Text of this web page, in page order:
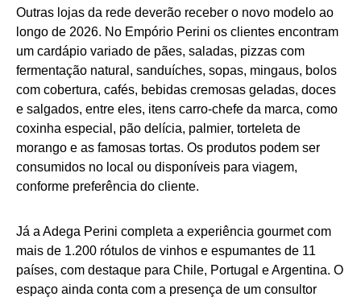
Outras lojas da rede deverão receber o novo modelo ao
longo de 2026. No Empório Perini os clientes encontram
um cardápio variado de pães, saladas, pizzas com
fermentação natural, sanduíches, sopas, mingaus, bolos
com cobertura, cafés, bebidas cremosas geladas, doces
e salgados, entre eles, itens carro-chefe da marca, como
coxinha especial, pão delícia, palmier, torteleta de
morango e as famosas tortas. Os produtos podem ser
consumidos no local ou disponíveis para viagem,
conforme preferência do cliente.
Já a Adega Perini completa a experiência gourmet com
mais de 1.200 rótulos de vinhos e espumantes de 11
países, com destaque para Chile, Portugal e Argentina. O
espaço ainda conta com a presença de um consultor